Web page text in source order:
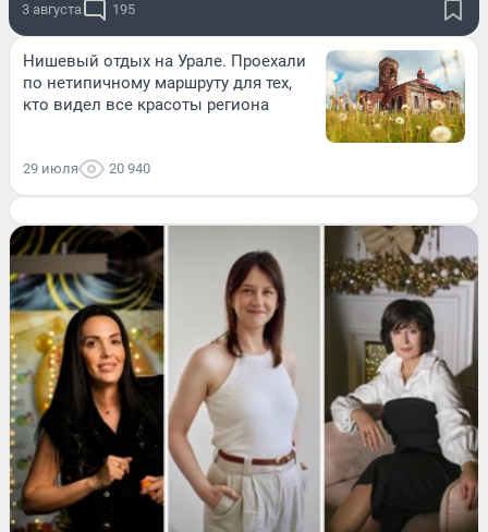
3 августа 195
Нишевый отдых на Урале. Проехали
по нетипичному маршруту для тех,
кто видел все красоты региона
29 июля 20 940